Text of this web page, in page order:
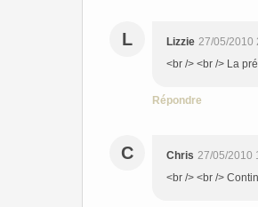
L Lizzie 27/05/2010
<br /> <br /> La
Répondre
C Chris 27/05/2010
<br /> <br />